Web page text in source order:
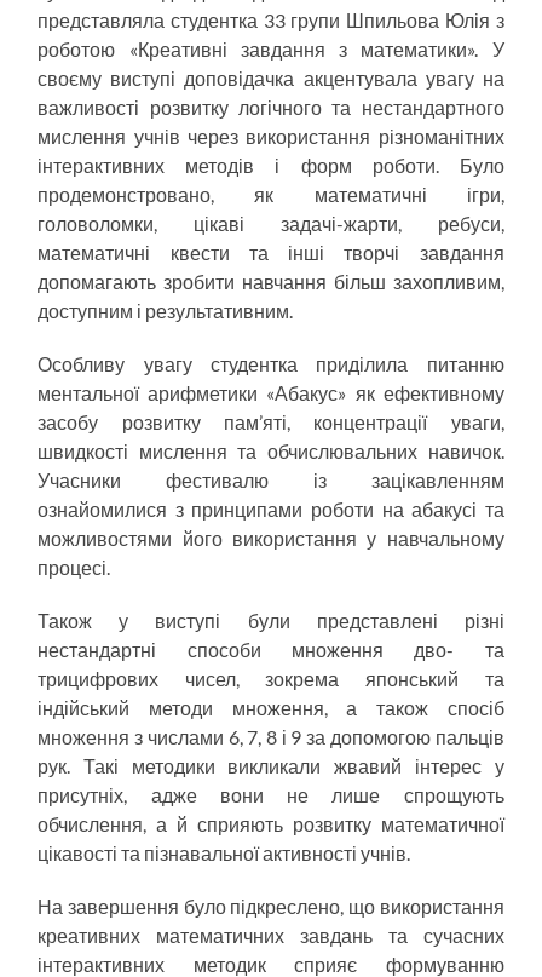
представляла студентка 33 групи Шпильова Юлія з
роботою «Креативні завдання з математики». У
своєму виступі доповідачка акцентувала увагу на
важливості розвитку логічного та нестандартного
мислення учнів через використання різноманітних
інтерактивних методів і форм роботи. Було
продемонстровано, як математичні ігри,
головоломки, цікаві задачі-жарти, ребуси,
математичні квести та інші творчі завдання
допомагають зробити навчання більш захопливим,
доступним і результативним.
Особливу увагу студентка приділила питанню
ментальної арифметики «Абакус» як ефективному
засобу розвитку пам’яті, концентрації уваги,
швидкості мислення та обчислювальних навичок.
Учасники фестивалю із зацікавленням
ознайомилися з принципами роботи на абакусі та
можливостями його використання у навчальному
процесі.
Також у виступі були представлені різні
нестандартні способи множення дво- та
трицифрових чисел, зокрема японський та
індійський методи множення, а також спосіб
множення з числами 6, 7, 8 і 9 за допомогою пальців
рук. Такі методики викликали жвавий інтерес у
присутніх, адже вони не лише спрощують
обчислення, а й сприяють розвитку математичної
цікавості та пізнавальної активності учнів.
На завершення було підкреслено, що використання
креативних математичних завдань та сучасних
інтерактивних методик сприяє формуванню